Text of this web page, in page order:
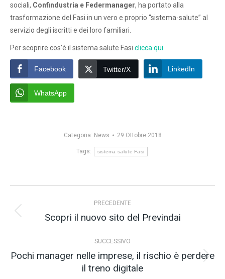
sociali, Confindustria e Federmanager, ha portato alla
trasformazione del Fasi in un vero e proprio “sistema-salute” al
servizio degli iscritti e dei loro familiari.
Per scoprire cos’è il sistema salute Fasi clicca qui
Facebook Twitter/X LinkedIn
WhatsApp
Categoria: News 29 Ottobre 2018
Tags: sistema salute Fasi
tra
PRECEDENTE
Post
Scopri il nuovo sito del Previndai
SUCCESSIVO
Prossimo
post:
Pochi manager nelle imprese, il rischio è perdere
il treno digitale